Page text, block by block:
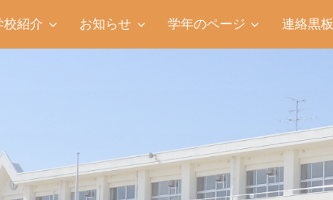
校紹介 お知らせ 学年のページ 連絡黒板